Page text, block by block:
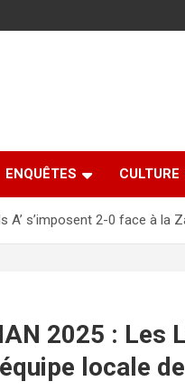
ENQUÊTES CULTURE
s’imposent 2-0 face à la
2025 : Les
locale